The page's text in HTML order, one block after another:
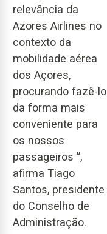
relevância da
Azores Airlines no
contexto da
mobilidade aérea
dos Açores,
procurando fazê-lo
da forma mais
conveniente para
os nossos
passageiros ”,
afirma Tiago
Santos, presidente
do Conselho de
Administração.